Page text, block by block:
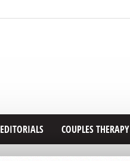
EDITORIALS COUPLES THERAPY